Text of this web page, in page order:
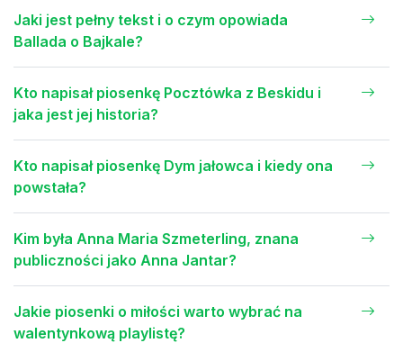
Jaki jest pełny tekst i o czym opowiada
Ballada o Bajkale?
Kto napisał piosenkę Pocztówka z Beskidu i
jaka jest jej historia?
Kto napisał piosenkę Dym jałowca i kiedy ona
powstała?
Kim była Anna Maria Szmeterling, znana
publiczności jako Anna Jantar?
Jakie piosenki o miłości warto wybrać na
walentynkową playlistę?